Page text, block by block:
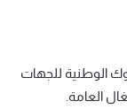
الوطنية للجهات
العامة.